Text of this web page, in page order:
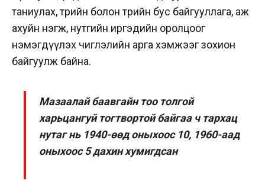
таниулах, төрийн болон төрийн бус байгууллага, аж
ахуйн нэгж, нутгийн иргэдийн оролцоог
нэмэгдүүлэх чиглэлийн арга хэмжээг зохион
байгуулж байна.
Мазаалай баавгайн тоо толгой
харьцангуй тогтвортой байгаа ч тархац
нутаг нь 1940-өөд оныхоос 10, 1960-аад
оныхоос 5 дахин хумигдсан